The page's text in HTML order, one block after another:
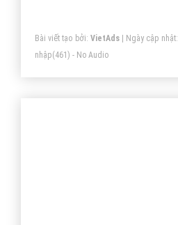
Bài viết tạo bởi: VietAds| Ngày cập nhật:
nhập(539) - No Audio